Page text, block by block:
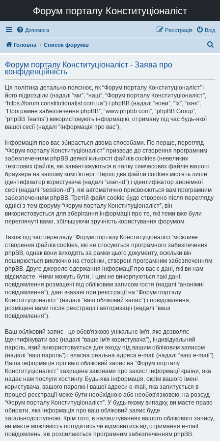
Форум порталу Конституціоналіст
Допомога Вхід
Реєстрація
Головна Список форумів
у
Форум порталу Конституціоналіст - Заява про
конфіденційність
Ця політика детально пояснює, як “Форум порталу Конституціоналіст” і
його підрозділи (надалі “ми”, “наш”, “Форум порталу Конституціоналіст”,
“https://forum.constitutionalist.com.ua”) і phpBB (надалі “вони”, “їх”, “їхнє”,
“Програмне забезпечення phpBB”, “www.phpbb.com”, “phpBB Group”,
“phpBB Teams”) використовують інформацію, отриману під час будь-якої
вашої сесії (надалі “інформація про вас”).
Інформація про вас збирається двома способами. По перше, перегляд
“Форум порталу Конституціоналіст” призведе до створення програмним
забезпеченням phpBB деякої кількості файлів cookies (невеликих
текстових файлів, які завантажуються в папку тимчасових файлів вашого
браузера на вашому комп'ютері. Перші два файли cookies містять лише
ідентифікатор користувача (надалі “user-id”) і ідентифікатор анонімної
сесії (надалі “session-id”), які автоматично присвоюються вам програмним
забезпеченням phpBB. Третій файл cookie буде створено після перегляду
однієї з тем форуму “Форум порталу Конституціоналіст”, він
використовується для зберігання інформації про те, які теми вже були
переглянуті вами, збільшуючи зручність користування форумом.
Також під час перегляду “Форум порталу Конституціоналіст”можливе
створення файлів cookies, які не стосуються програмного забезпечення
phpBB, однак вони виходять за рамки цього документу, оскільки він
поширюється виключно на сторінки, створені програмним забезпеченням
phpBB. Друге джерело одержання інформації про вас є дані, які ви нам
відсилаєте. Ними можуть бути, і цим не вичерпуються такі дані:
повідомлення розміщені під обліковим записом гостя (надалі “анонімні
повідомлення”), дані вказані при реєстрації на “Форум порталу
Конституціоналіст” (надалі “ваш обліковий запис”) і повідомлення,
розміщені вами після реєстрації і авторизації (надалі “ваші
повідомлення”).
Ваш обліковий запис - це обов'язково унікальне ім'я, яке дозволяє
ідентифікувати вас (надалі “ваше ім'я користувача”), індивідуальний
пароль, який використовується для входу під вашим обліковим записом
(надалі “ваш пароль”) і власна реальна адреса e-mail (надалі “ваш e-mail”).
Ваша інформація про ваш обліковий запис на “Форум порталу
Конституціоналіст” захищена законами про захист інформації країни, яка
надає нам послуги хостингу. Будь-яка інформація, окрім вашого імені
користувача, вашого паролю і вашої адреси e-mail, яка запитується в
процесі реєстрації може бути необхідною або необов'язковою, на розсуд
“Форум порталу Конституціоналіст”. У будь-якому випадку, ви маєте право
обирати, яка інформація про ваш обліковий запис буде
загальнодоступною. Крім того, в налаштуваннях вашого облікового запису,
ви маєте можливість погодитись чи відмовитись від отримання e-mail
повідомлень, які розсилаються програмним забезпеченням phpBB.